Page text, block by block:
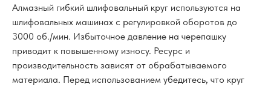
Алмазный гибкий шлифовальный круг используются на
шлифовальных машинах с регулировкой оборотов до
3000 об./мин. Избыточное давление на черепашку
приводит к повышенному износу. Ресурс и
производительность зависят от обрабатываемого
материала. Перед использованием убедитесь, что круг